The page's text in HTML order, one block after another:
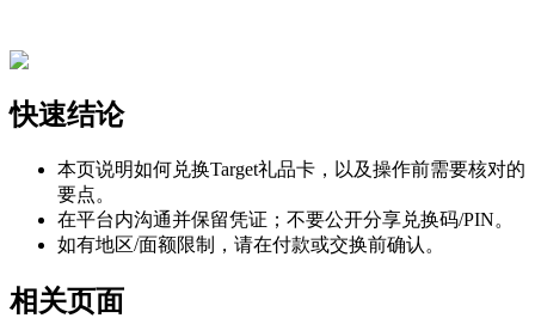
快速结论
本页说明如何兑换Target礼品卡，以及操作前需要核对的
要点。
在平台内沟通并保留凭证；不要公开分享兑换码/PIN。
如有地区/面额限制，请在付款或交换前确认。
相关页面